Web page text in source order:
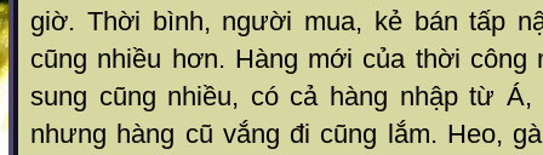
giờ. Thời bình, người mua, kẻ bán tấp
cũng nhiều hơn. Hàng mới của thời công
sung cũng nhiều, có cả hàng nhập từ
nhưng hàng cũ vắng đi cũng lắm. Heo,